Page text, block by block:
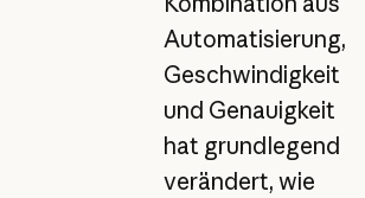
Automatisierung,
Geschwindigkeit
und Genauigkeit
hat grundlegend
verändert, wie